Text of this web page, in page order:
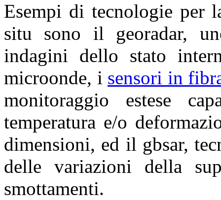
Esempi di tecnologie per
situ sono il georadar,
indagini dello stato
microonde, i sensori in
monitoraggio estese
temperatura e/o
dimensioni, ed il gbsar,
delle variazioni della
smottamenti.